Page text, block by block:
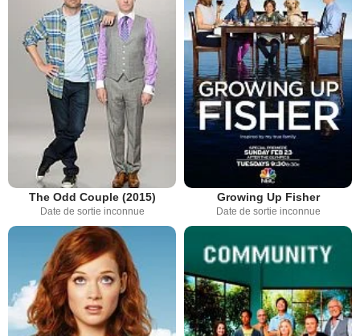
The Odd Couple (2015)
Date de sortie inconnue
Growing Up Fisher
Date de sortie inconnue